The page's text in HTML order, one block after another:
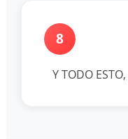
8
Y TODO